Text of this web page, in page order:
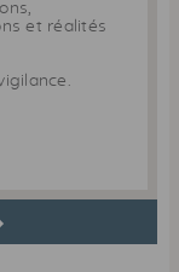
et réalités